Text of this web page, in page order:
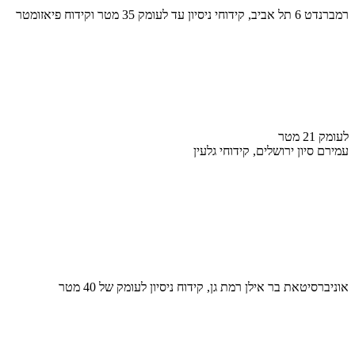
רמברנדט 6 תל אביב, קידוחי ניסיון עד לעומק 35 מטר וקידוח פיאזומטר
לעומק 21 מטר
עמירם סיון ירושלים, קידוחי גלעין
אוניברסיטאת בר אילן רמת גן, קידוח ניסיון לעומק של 40 מטר